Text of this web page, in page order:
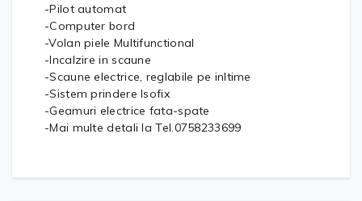
-Pilot automat
-Computer bord
-Volan piele Multifunctional
-Incalzire in scaune
-Scaune electrice, reglabile pe inltime
-Sistem prindere Isofix
-Geamuri electrice fata-spate
-Mai multe detali la Tel.0758233699